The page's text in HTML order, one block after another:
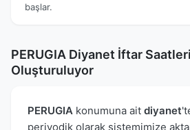
başlar.
PERUGIA Diyanet İftar
Oluşturuluyor
PERUGIA konumuna ait diyanet
periyodik olarak sistemimize